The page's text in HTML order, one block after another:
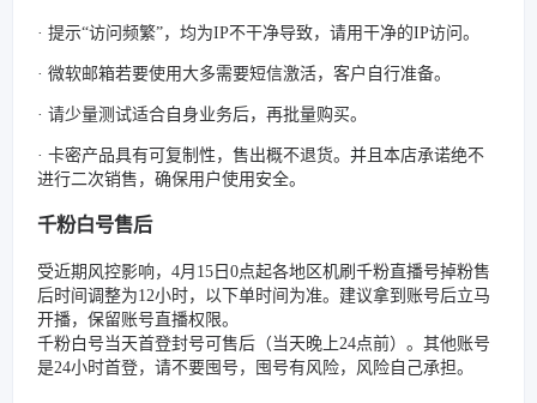
· 提示“访问频繁”，均为IP不干净导致，请用干净的IP访问。
· 微软邮箱若要使用大多需要短信激活，客户自行准备。
· 请少量测试适合自身业务后，再批量购买。
· 卡密产品具有可复制性，售出概不退货。并且本店承诺绝不
进行二次销售，确保用户使用安全。
千粉白号售后
受近期风控影响，4月15日0点起各地区机刷千粉直播号掉粉售
后时间调整为12小时，以下单时间为准。建议拿到账号后立马
开播，保留账号直播权限。
千粉白号当天首登封号可售后（当天晚上24点前）。其他账号
是24小时首登，请不要囤号，囤号有风险，风险自己承担。